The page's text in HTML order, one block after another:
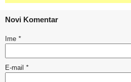
Novi Komentar
Ime *
E-mail *